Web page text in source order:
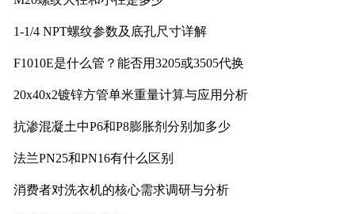
1-1/4 NPT螺纹参数及底孔尺寸详解
F1010E是什么管？能否用3205或3505代换
20x40x2镀锌方管单米重量计算与应用分析
抗渗混凝土中P6和P8膨胀剂分别加多少
法兰PN25和PN16有什么区别
消费者对洗衣机的核心需求调研与分析